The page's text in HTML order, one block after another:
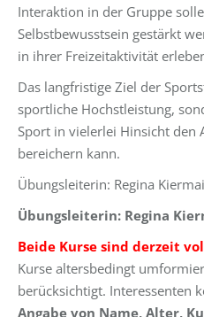
Interaktion in der Gruppe
Selbstbewusstsein gestärkt
in ihrer Freizeitaktivität
Das langfristige Ziel der
sportliche Hochstleistung,
Sport in vielerlei Hinsicht den
bereichern kann.
Übungsleiterin: Regina
Übungsleiterin: Regina
Beide Kurse sind derzeit
Kurse altersbedingt
berücksichtigt. Interessenten
Angabe von Name, Alter,